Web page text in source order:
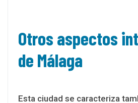
Otros aspectos
de Málaga
Esta ciudad se caracteriza